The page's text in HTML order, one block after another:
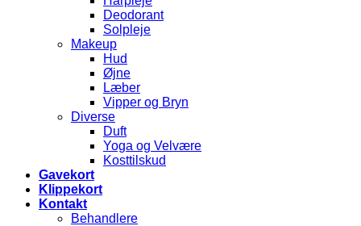
Deodorant
Solpleje
Makeup
Hud
Øjne
Læber
Vipper og Bryn
Diverse
Duft
Yoga og Velvære
Kosttilskud
Gavekort
Klippekort
Kontakt
Behandlere